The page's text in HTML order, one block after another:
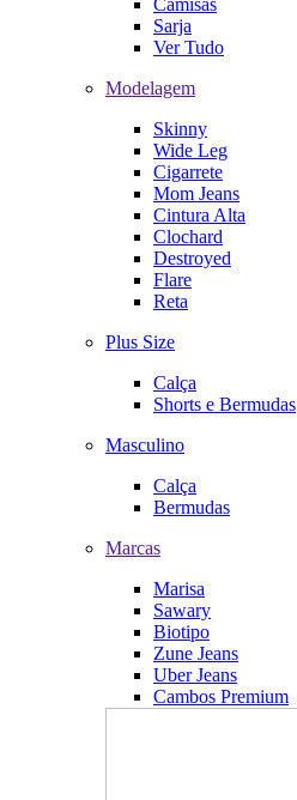
Camisas
Sarja
Ver Tudo
Modelagem
Skinny
Wide Leg
Cigarrete
Mom Jeans
Cintura Alta
Clochard
Destroyed
Flare
Reta
Plus Size
Calça
Shorts e Bermudas
Masculino
Calça
Bermudas
Marcas
Marisa
Sawary
Biotipo
Zune Jeans
Uber Jeans
Cambos Premium